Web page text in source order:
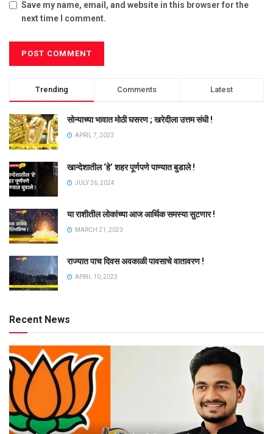
Save my name, email, and website in this browser for the
next time I comment.
Trending Comments Latest
सोन्याच्या भावात मोठी घसरण ; खरेदीला उत्तम संधी !
APRIL 7, 2023
खान्देशातील ‘हे’ शहर पूर्णपणे पाण्यात बुडाले !
JULY 26, 2024
या राशीतील लोकांच्या आज आर्थिक समस्या सुटणार !
MARCH 21, 2023
राज्यात पाच दिवस अवकाळी पावसाचे वातावरण !
APRIL 10, 2023
Recent News